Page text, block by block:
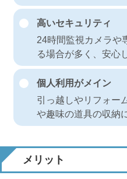
高いセキュリティ
24時間監視カメラや
る場合が多く、安心
個人利用がメイン
引っ越しやリフォー
や趣味の道具の収納
メリット